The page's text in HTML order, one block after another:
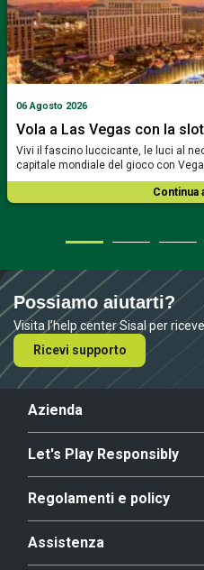
06 Agosto 2026
Vola a Las Vegas con la
Vivi il fascino luccicante, le luci al
capitale mondiale del gioco con
Continua
Possiamo aiutarti?
Visita l’help center Sisal per
Ricevi supporto
Azienda
Let's Play Responsibly
Regolamenti e policy
Assistenza